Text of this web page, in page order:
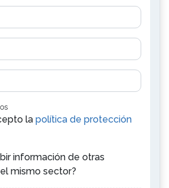
la política de protección
información de otras
mismo sector?